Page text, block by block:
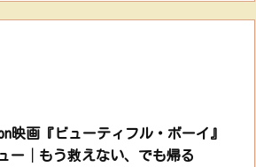
映画『ビューティフル・ボーイ』
ー│もう救えない、でも帰る